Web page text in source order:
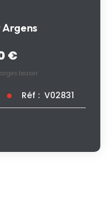
€
Réf : V02831